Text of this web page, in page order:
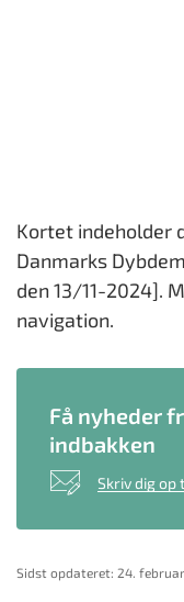
Kortet indeholder
Danmarks
den 13/11-2024].
navigation.
Få nyheder
indbakken
Skriv dig op
Sidst opdateret: 24.